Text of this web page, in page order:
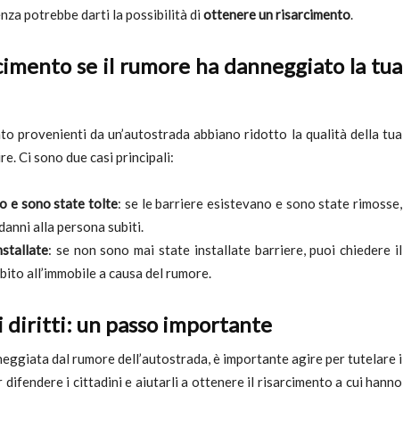
potrebbe darti la possibilità di ottenere un risarcimento.
se il rumore ha danneggiato la tua
provenienti da un’autostrada abbiano ridotto la qualità della tua
Ci sono due casi principali:
e sono state tolte: se le barriere esistevano e sono state rimosse,
alla persona subiti.
: se non sono mai state installate barriere, puoi chiedere il
all’immobile a causa del rumore.
diritti: un passo importante
dal rumore dell’autostrada, è importante agire per tutelare i
difendere i cittadini e aiutarli a ottenere il risarcimento a cui hanno